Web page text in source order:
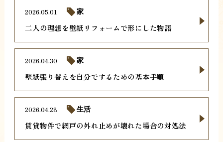
二人の理想を壁紙リフォームで形にした物語
2026.05.01 家
壁紙張り替えを自分でするための基本手順
2026.04.30 家
賃貸物件で網戸の外れ止めが壊れた場合の対処法
2026.04.28 生活